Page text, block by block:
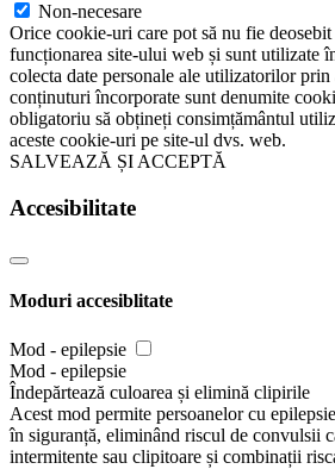
Non-necesare
Orice cookie-uri care pot să nu fie deosebit
funcționarea site-ului web și sunt utilizate
colecta date personale ale utilizatorilor prin
conținuturi încorporate sunt denumite
obligatoriu să obțineți consimțământul
aceste cookie-uri pe site-ul dvs. web.
SALVEAZĂ ȘI ACCEPTĂ
Accesibilitate
Moduri accesiblitate
Mod - epilepsie
Mod - epilepsie
Îndepărtează culoarea și elimină clipirile
Acest mod permite persoanelor cu
în siguranță, eliminând riscul de convulsii
intermitente sau clipitoare și combinații